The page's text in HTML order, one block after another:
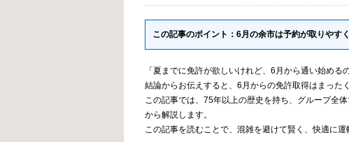
この記事のポイント：6月の余市は予約が取りやす
「夏までに免許が欲しいけれど、6月から通い始め
結論からお伝えすると、6月からの免許取得はまった
この記事では、75年以上の歴史を持ち、グループ全
から解説します。
この記事を読むことで、混雑を避けて賢く、快適に